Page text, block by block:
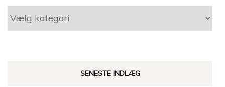
Kategorier
SENESTE INDLÆG